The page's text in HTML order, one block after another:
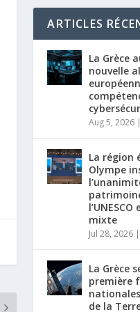
ARTICLES
La Grèce
nouvelle
Aug 5, 2026 |
La région
Olympe
mixte
Jul 28, 2026 |
La Grèce
première
de la